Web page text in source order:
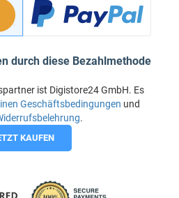
durch diese Bezahlmethode
ist Digistore24 GmbH. Es
Geschäftsbedingungen und
.
KAUFEN